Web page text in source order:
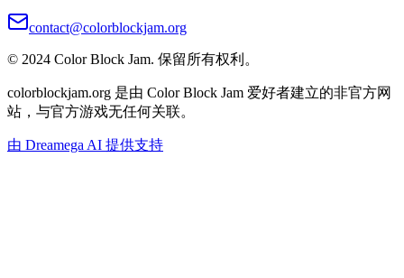
contact@colorblockjam.org
© 2024 Color Block Jam. 保留所有权利。
colorblockjam.org 是由 Color Block Jam 爱好者建立的非官方网
站，与官方游戏无任何关联。
由 Dreamega AI 提供支持